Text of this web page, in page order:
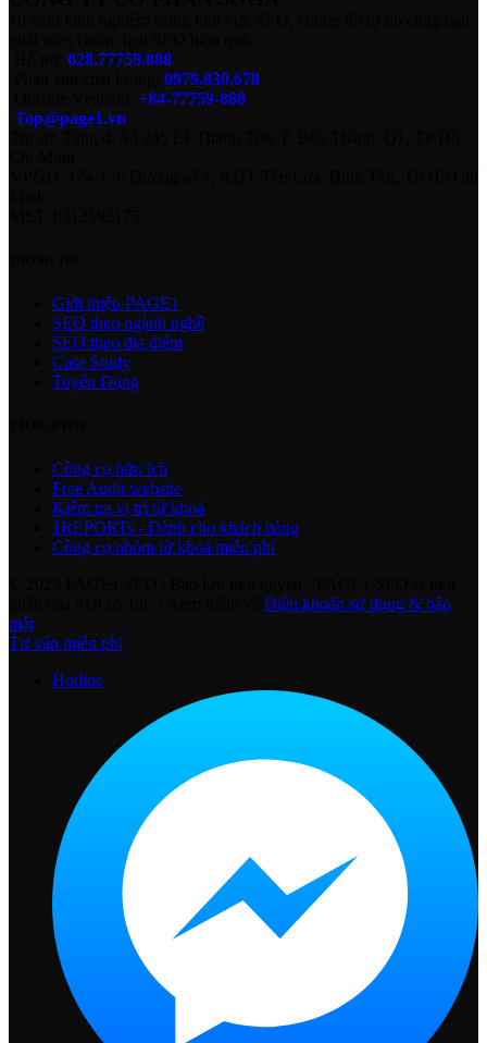
028.77759.888
0979.830.678
+84-77759-888
Top@page1.vn
Giới thiệu PAGE1
SEO theo ngành nghề
SEO theo địa điểm
Case Study
Tuyển Dụng
Công cụ hữu ích
Free Audit website
Kiểm tra vị trí từ khoá
1REPORTs - Dành cho khách hàng
Công cụ nhóm từ khoá miễn phí
Điều khoản sử dụng & bảo
mật
Tư vấn miễn phí
Hotline